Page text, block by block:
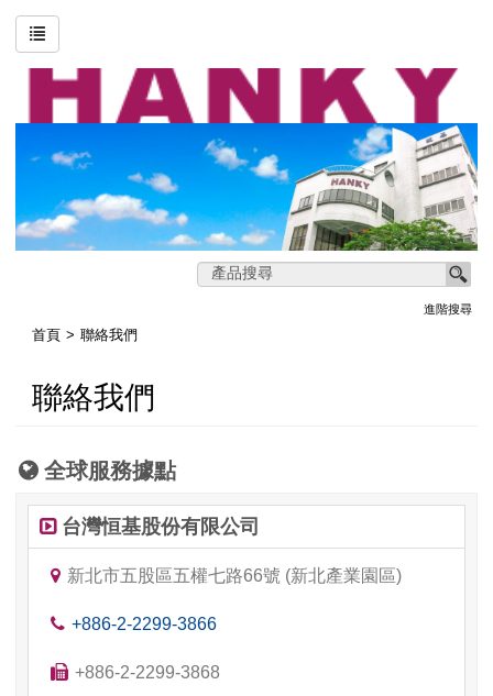
進階搜尋
首頁 聯絡我們
聯絡我們
全球服務據點
台灣恒基股份有限公司
新北市五股區五權七路66號 (新北產業園區)
+886-2-2299-3866
+886-2-2299-3868
進階搜尋
關於恒基
產業類別
首頁
繁體中文